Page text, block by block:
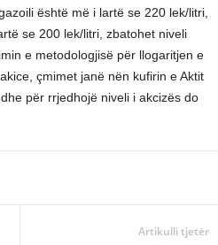
është më i lartë se 220 lek/litri,
se 200 lek/litri, zbatohet niveli
e metodologjisë për llogaritjen e
çmimet janë nën kufirin e Aktit
për rrjedhojë niveli i akcizës do
Artikulli tjetër